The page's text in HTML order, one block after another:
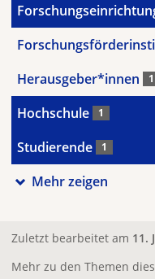
Herausgeber*innen 1
Hochschule 1
Studierende 1
Mehr zeigen
Zuletzt bearbeitet am 11.
Mehr zu den Themen